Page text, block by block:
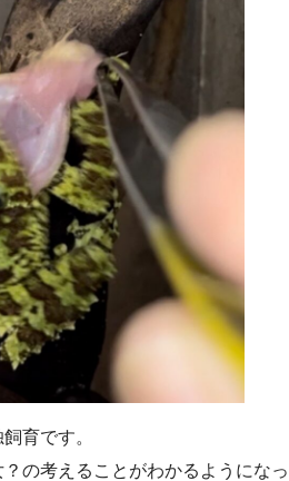
育です。
の考えることがわかるようになっ